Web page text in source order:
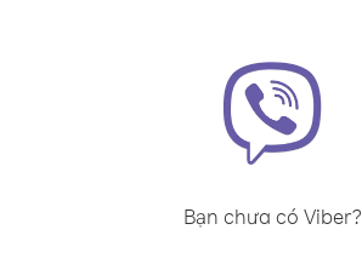
Bạn chưa có Viber?